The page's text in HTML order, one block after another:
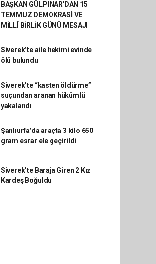
BAŞKAN GÜLPINAR'DAN 15
TEMMUZ DEMOKRASİ VE
MİLLÎ BİRLİK GÜNÜ MESAJI
Siverek’te aile hekimi evinde
ölü bulundu
Siverek’te “kasten öldürme”
suçundan aranan hükümlü
yakalandı
Şanlıurfa’da araçta 3 kilo 650
gram esrar ele geçirildi
Siverek’te Baraja Giren 2 Kız
Kardeş Boğuldu